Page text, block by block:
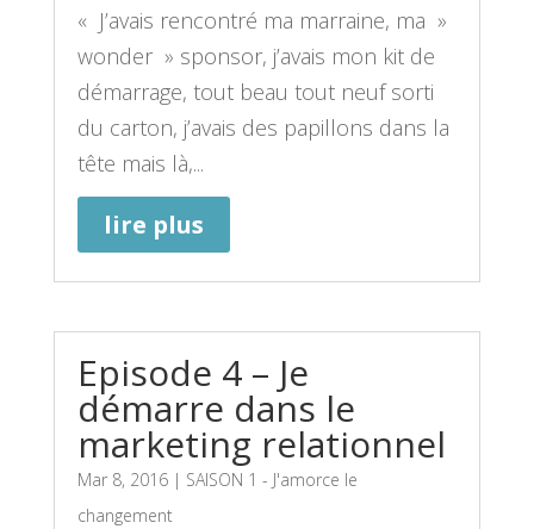
« J’avais rencontré ma marraine, ma »
wonder » sponsor, j’avais mon kit de
démarrage, tout beau tout neuf sorti
du carton, j’avais des papillons dans la
tête mais là,...
lire plus
Episode 4 – Je
démarre dans le
marketing relationnel
Mar 8, 2016| SAISON 1 - J'amorce le
changement